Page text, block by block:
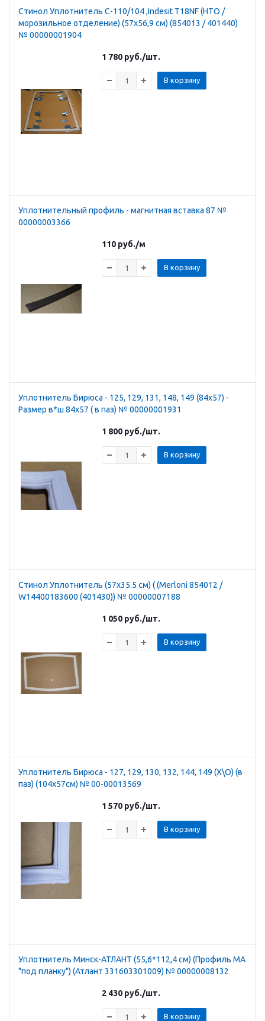
Стинол Уплотнитель С-110/104 ,Indesit T18NF (НТО /
морозильное отделение) (57х56,9 см) (854013 / 401440)
№ 00000001904
1 780 руб./шт.
В корзину
Уплотнительный профиль - магнитная вставка 87 №
00000003366
110 руб./м
В корзину
Уплотнитель Бирюса - 125, 129, 131, 148, 149 (84х57) -
Размер в*ш 84х57 ( в паз) № 00000001931
1 800 руб./шт.
В корзину
Стинол Уплотнитель (57х35.5 см) ( (Merloni 854012 /
W14400183600 (401430)) № 00000007188
1 050 руб./шт.
В корзину
Уплотнитель Бирюса - 127, 129, 130, 132, 144, 149 (Х\О) (в
паз) (104х57см) № 00-00013569
1 570 руб./шт.
В корзину
Уплотнитель Минск-АТЛАНТ (55,6*112,4 см) (Профиль МА
"под планку") (Атлант 331603301009) № 00000008132
2 430 руб./шт.
В корзину